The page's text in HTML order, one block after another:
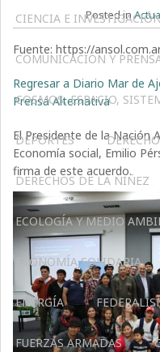
CIENCIA E
COMUNICACIÓN Y
COSMOS, ESPACIO,
DEPORTES
DERECHOS DE LA NIÑEZ
ECOLOGÍA Y MEDIO
ECONOMÍA SOLIDARIA
ENERGÍA
FUERZAS ARMADAS
Posted in
Fuente: https://
Regresar a Diario Mar de
Prensa Alternativa
El Presidente de la Nación
Economía social, Emilio
firma de este acuerdo.